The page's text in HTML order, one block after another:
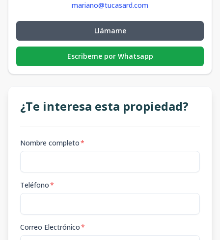
mariano@tucasard.com
Llámame
Escribeme por Whatsapp
¿Te interesa esta propiedad?
Nombre completo*
Teléfono*
Correo Electrónico*